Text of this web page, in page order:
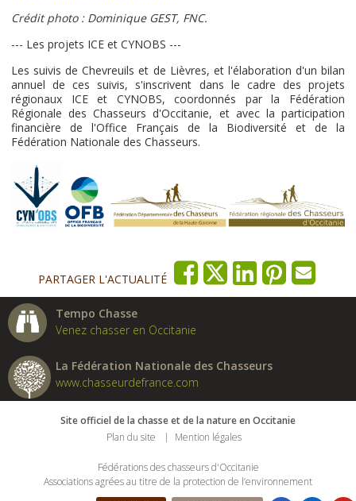
Crédit photo : Dominique GEST, FNC.
--- Les projets ICE et CYNOBS ---
Les suivis de Chevreuils et de Lièvres, et l'élaboration d'un bilan
annuel de ces suivis, s'inscrivent dans le cadre des projets
régionaux ICE et CYNOBS, coordonnés par la Fédération
Régionale des Chasseurs d'Occitanie, et avec la participation
financière de l'Office Français de la Biodiversité et de la
Fédération Nationale des Chasseurs.
PARTAGER L'ACTUALITÉ
Tempo Chasse
Venez chasser en Occitanie
La Fédération Nationale des Chasseurs
www.chasseurdefrance.com
Site officiel de la chasse et de la nature en Occitanie
Plan du site
Mention légales
Fédérations des chasseurs d'Occitanie
Associations agrées au titre de la protection de l’environnement